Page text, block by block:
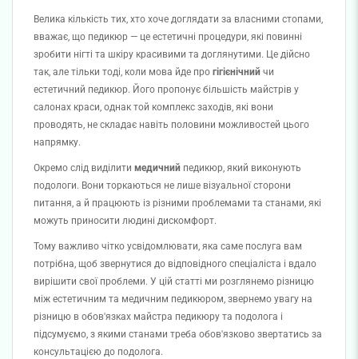
Велика кількість тих, хто хоче доглядати за власними стопами,
вважає, що педикюр — це естетичні процедури, які повинні
зробити нігті та шкіру красивими та доглянутими. Це дійсно
так, але тільки тоді, коли мова йде про гігієнічний чи
естетичний педикюр. Його пропонує більшість майстрів у
салонах краси, однак той комплекс заходів, які вони
проводять, не складає навіть половини можливостей цього
напрямку.
Окремо слід виділити медичний педикюр, який виконують
подологи. Вони торкаються не лише візуальної сторони
питання, а й працюють із різними проблемами та станами, які
можуть приносити людині дискомфорт.
Тому важливо чітко усвідомлювати, яка саме послуга вам
потрібна, щоб звернутися до відповідного спеціаліста і вдало
вирішити свої проблеми. У цій статті ми розглянемо різницю
між естетичним та медичним педикюром, звернемо увагу на
різницю в обов'язках майстра педикюру та подолога і
підсумуємо, з якими станами треба обов'язково звертатись за
консультацією до подолога.